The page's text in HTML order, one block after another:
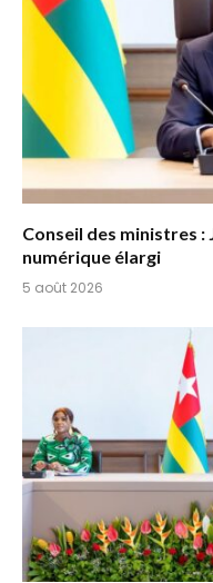
Conseil des ministres
numérique élargi
5 août 2026